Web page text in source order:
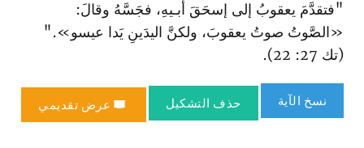
"فتقدَّمَ يعقوبُ إلى إسحَقَ أبـيهِ، فجَسَّهُ وقالَ:
«الصَّوتُ صوتُ يعقوبَ، ولكنَّ اليدَينِ يَدا عيسو»."
(تك 27: 22).
نسخ الآية حذف التشكيل عرض تقديمي